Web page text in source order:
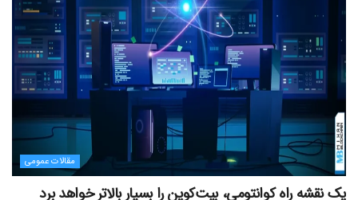
مقالات عمومی
یک نقشه راه کوانتومی، بیت‌کوین را بسیار بالاتر خواهد برد